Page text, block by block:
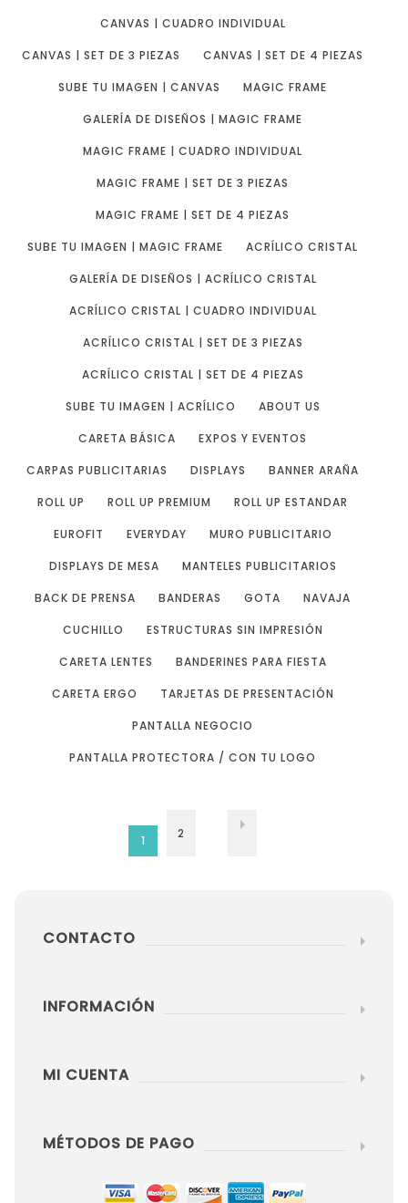
CANVAS | CUADRO INDIVIDUAL
CANVAS | SET DE 3 PIEZAS CANVAS | SET DE 4 PIEZAS
SUBE TU IMAGEN | CANVAS MAGIC FRAME
GALERÍA DE DISEÑOS | MAGIC FRAME
MAGIC FRAME | CUADRO INDIVIDUAL
MAGIC FRAME | SET DE 3 PIEZAS
MAGIC FRAME | SET DE 4 PIEZAS
SUBE TU IMAGEN | MAGIC FRAME ACRÍLICO CRISTAL
GALERÍA DE DISEÑOS | ACRÍLICO CRISTAL
ACRÍLICO CRISTAL | CUADRO INDIVIDUAL
ACRÍLICO CRISTAL | SET DE 3 PIEZAS
ACRÍLICO CRISTAL | SET DE 4 PIEZAS
SUBE TU IMAGEN | ACRÍLICO ABOUT US
CARETA BÁSICA EXPOS Y EVENTOS
CARPAS PUBLICITARIAS DISPLAYS BANNER ARAÑA
ROLL UP ROLL UP PREMIUM ROLL UP ESTANDAR
EUROFIT EVERYDAY MURO PUBLICITARIO
DISPLAYS DE MESA MANTELES PUBLICITARIOS
BACK DE PRENSA BANDERAS GOTA NAVAJA
CUCHILLO ESTRUCTURAS SIN IMPRESIÓN
CARETA LENTES BANDERINES PARA FIESTA
CARETA ERGO TARJETAS DE PRESENTACIÓN
PANTALLA NEGOCIO
PANTALLA PROTECTORA / CON TU LOGO
1 2
CONTACTO
INFORMACIÓN
MI CUENTA
MÉTODOS DE PAGO